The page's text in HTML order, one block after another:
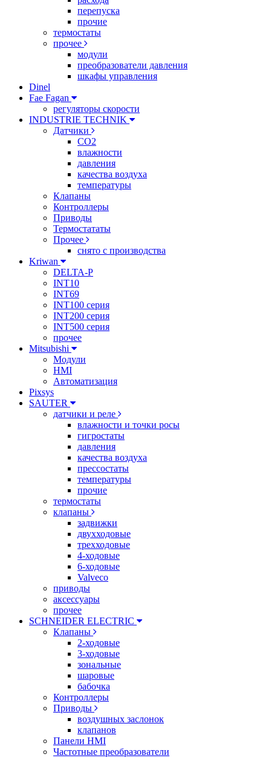
перепуска
прочие
термостаты
прочее
модули
преобразователи давления
шкафы управления
Dinel
Fae Fagan
регуляторы скорости
INDUSTRIE TECHNIK
Датчики
CO2
влажности
давления
качества воздуха
температуры
Клапаны
Контроллеры
Приводы
Термостататы
Прочее
снято с производства
Kriwan
DELTA-P
INT10
INT69
INT100 серия
INT200 серия
INT500 серия
прочее
Mitsubishi
Модули
HMI
Автоматизация
Pixsys
SAUTER
датчики и реле
влажности и точки росы
гигростаты
давления
качества воздуха
прессостаты
температуры
прочие
термостаты
клапаны
задвижки
двухходовые
трехходовые
4-ходовые
6-ходовые
Valveco
приводы
аксессуары
прочее
SCHNEIDER ELECTRIC
Клапаны
2-ходовые
3-ходовые
зональные
шаровые
бабочка
Контроллеры
Приводы
воздушных заслонок
клапанов
Панели HMI
Частотные преобразователи